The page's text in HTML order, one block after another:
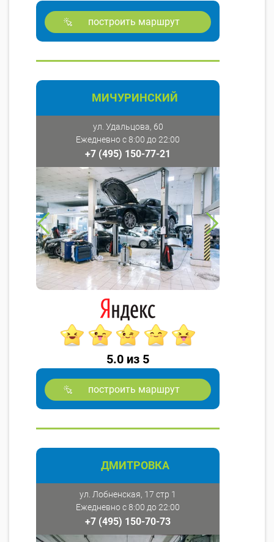
построить маршрут
МИЧУРИНСКИЙ
ул. Удальцова, 60
Ежедневно с 8:00 до 22:00
+7 (495) 150-77-21
5.0 из 5
построить маршрут
ДМИТРОВКА
ул. Лобненская, 17 стр 1
Ежедневно с 8:00 до 22:00
+7 (495) 150-70-73